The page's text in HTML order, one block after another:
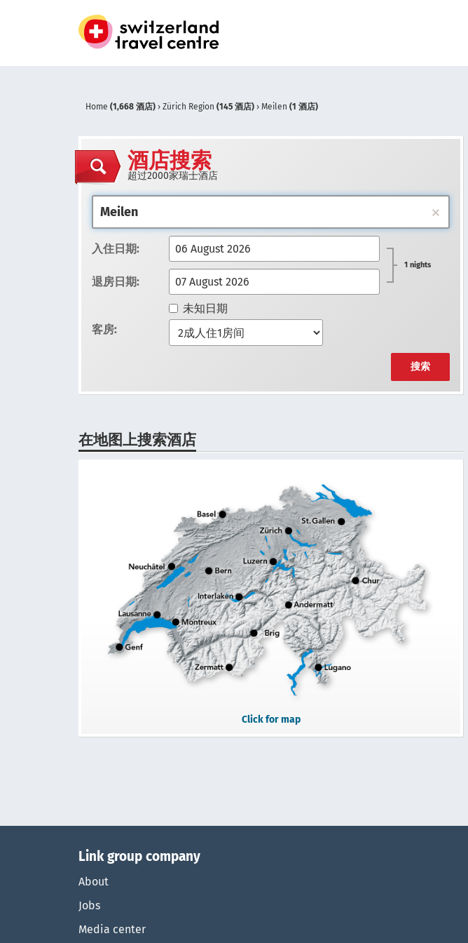
Home (1,668 酒店) › Zürich Region (145 酒店) › Meilen (1 酒店)
酒店搜索
超过2000家瑞士酒店
入住日期:
退房日期:
1 nights
未知日期
客房:
搜索
在地图上搜索酒店
Click for map
Link group company
About
Jobs
Media center